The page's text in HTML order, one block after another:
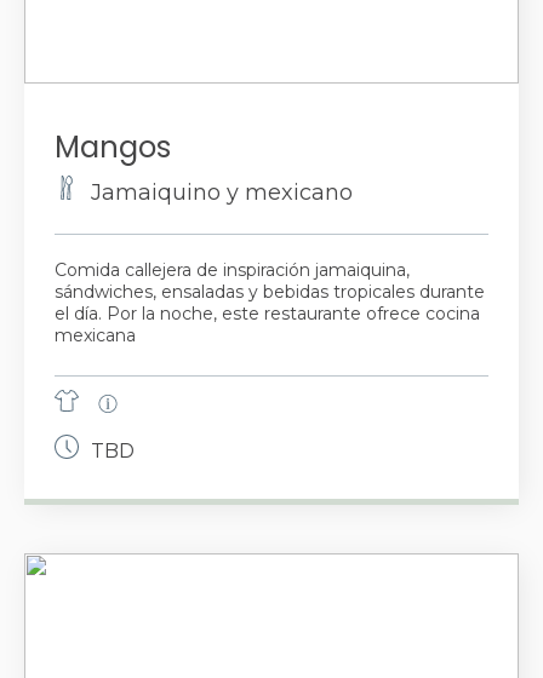
Mangos
Jamaiquino y mexicano
Comida callejera de inspiración jamaiquina,
sándwiches, ensaladas y bebidas tropicales durante
el día. Por la noche, este restaurante ofrece cocina
mexicana
TBD